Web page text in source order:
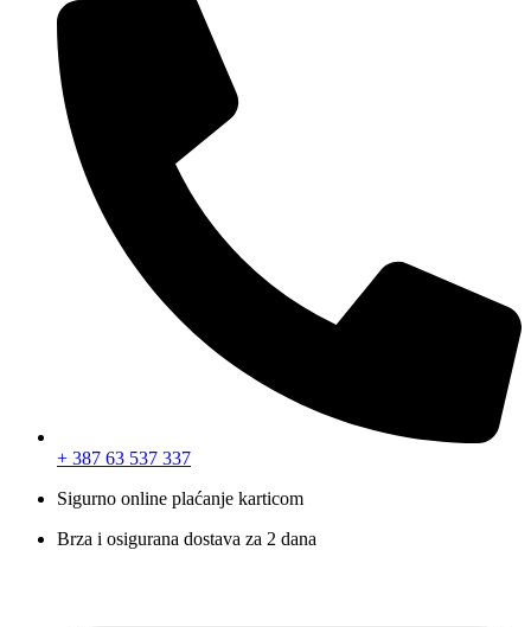
+ 387 63 537 337
Sigurno online plaćanje karticom
Brza i osigurana dostava za 2 dana